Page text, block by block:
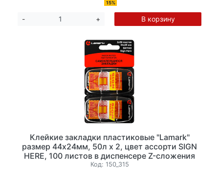
15%
- + В корзину
Клейкие закладки пластиковые "Lamark"
размер 44х24мм, 50л х 2, цвет ассорти SIGN
HERE, 100 листов в диспенсере Z-сложения
Код: 150_315